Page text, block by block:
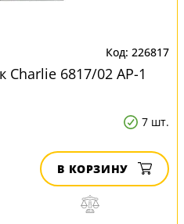
226817
Charlie 6817/02 AP-1
7 шт.
В КОРЗИНУ